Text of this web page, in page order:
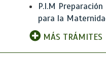
P.I.M
para la
MÁS TRÁMITES